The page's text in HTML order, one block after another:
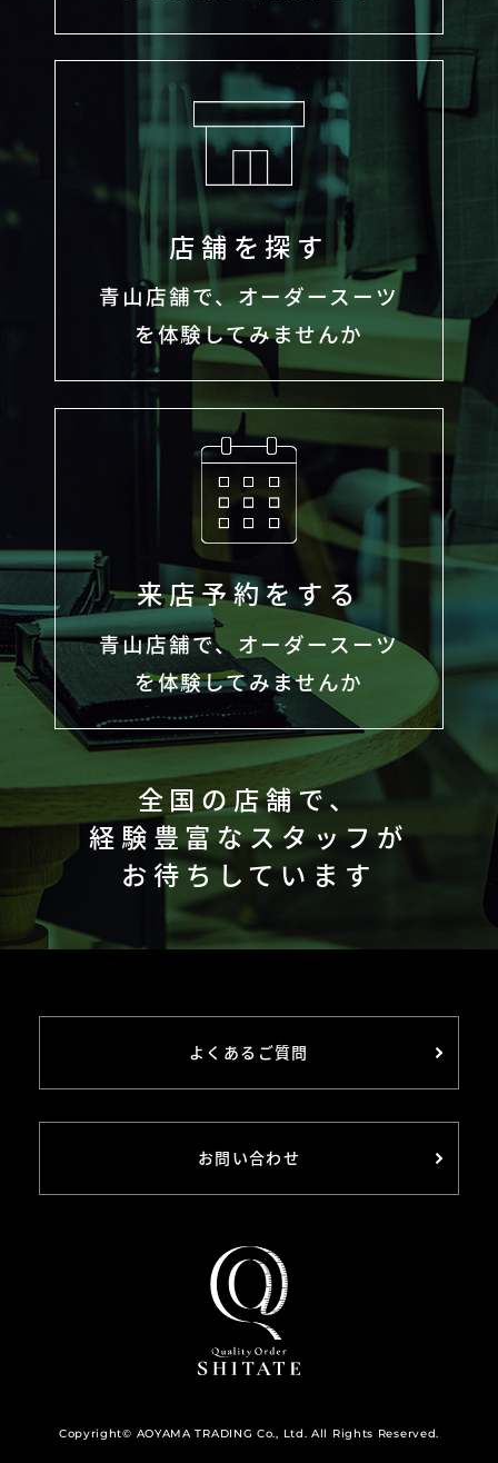
店舗を探す
青山店舗で、オーダースーツ
を体験してみませんか
来店予約をする
青山店舗で、オーダースーツ
を体験してみませんか
全国の店舗で、
経験豊富なスタッフが
お待ちしています
よくあるご質問
お問い合わせ
Copyright© AOYAMA TRADING Co., Ltd. All Rights Reserved.